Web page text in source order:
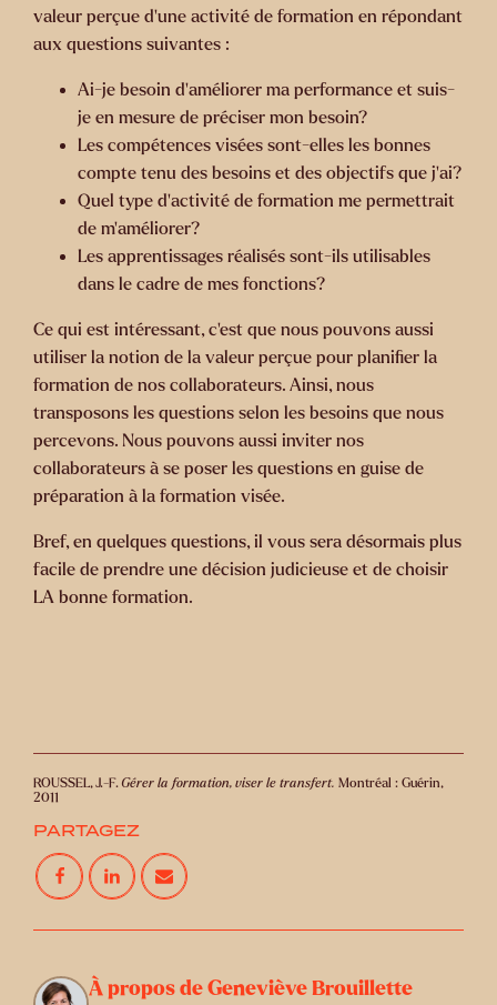
valeur perçue d’une activité de formation en répondant
aux questions suivantes :
Ai-je besoin d’améliorer ma performance et suis-
je en mesure de préciser mon besoin?
Les compétences visées sont-elles les bonnes
compte tenu des besoins et des objectifs que j’ai?
Quel type d’activité de formation me permettrait
de m’améliorer?
Les apprentissages réalisés sont-ils utilisables
dans le cadre de mes fonctions?
Ce qui est intéressant, c’est que nous pouvons aussi
utiliser la notion de la valeur perçue pour planifier la
formation de nos collaborateurs. Ainsi, nous
transposons les questions selon les besoins que nous
percevons. Nous pouvons aussi inviter nos
collaborateurs à se poser les questions en guise de
préparation à la formation visée.
Bref, en quelques questions, il vous sera désormais plus
facile de prendre une décision judicieuse et de choisir
LA bonne formation.
ROUSSEL, J.-F. Gérer la formation, viser le transfert. Montréal : Guérin,
2011
PARTAGEZ
À propos de Geneviève Brouillette